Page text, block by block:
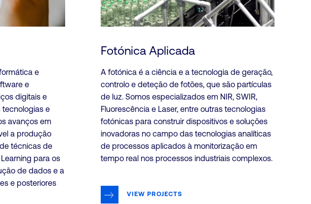
e
e
digitais e
tecnologias e
avanços em
a produção
técnicas de
para os
de dados e a
e posteriores
Fotónica Aplicada
A fotónica é a ciência e a tecnologia de geração,
controlo e deteção de fotões, que são partículas
de luz. Somos especializados em NIR, SWIR,
Fluorescência e Laser, entre outras tecnologias
fotónicas para construir dispositivos e soluções
inovadoras no campo das tecnologias analíticas
de processos aplicados à monitorização em
tempo real nos processos industriais complexos.
VIEW PROJECTS